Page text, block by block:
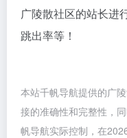
广陵散社区的站长进
跳出率等！
本站千帆导航提供的广
接的准确性和完整性，
帆导航实际控制，在